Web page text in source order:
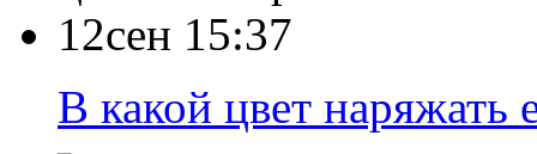
12сен 15:37
В какой цвет наряжать